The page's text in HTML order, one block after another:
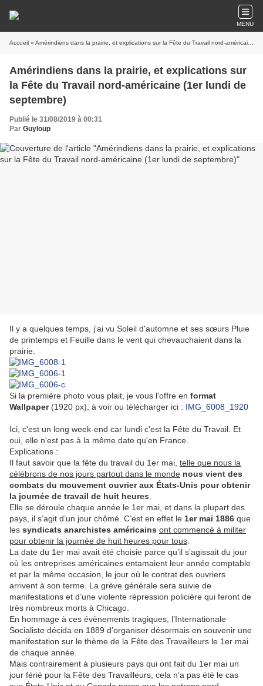
MENU
Accueil » Amérindiens dans la prairie, et explications sur la Fête du Travail nord-américaine (1er lundi de septembre)
Amérindiens dans la prairie, et explications sur
la Fête du Travail nord-américaine (1er lundi de
septembre)
Publié le 31/08/2019 à 00:31
Par Guyloup
Il y a quelques temps, j'ai vu Soleil d'automne et ses sœurs Pluie
de printemps et Feuille dans le vent qui chevauchaient dans la
prairie.
Si la première photo vous plait, je vous l'offre en format
Wallpaper(1920 px), à voir ou télécharger ici : IMG_6008_1920
Ici, c'est un long week-end car lundi c'est la Fête du Travail. Et
oui, elle n'est pas à la même date qu'en France.
Explications :
Il faut savoir que la fête du travail du 1er mai, telle que nous la
célébrons de nos jours partout dans le monde nous vient des
combats du mouvement ouvrier aux États-Unis pour obtenir
la journée de travail de huit heures
Elle se déroule chaque année le 1er mai, et dans la plupart des
pays, il s’agit d’un jour chômé. C’est en effet le 1er mai 1886 que
les syndicats anarchistes américains ont commencé à militer
pour obtenir la journée de huit heures pour tous
La date du 1er mai avait été choisie parce qu’il s’agissait du jour
où les entreprises américaines entamaient leur année comptable
et par la même occasion, le jour où le contrat des ouvriers
arrivent à son terme. La grève générale sera suivie de
manifestations et d’une violente répression policière qui feront de
très nombreux morts à Chicago.
En hommage à ces évènements tragiques, l’Internationale
Socialiste décida en 1889 d’organiser désormais en souvenir une
manifestation sur le thème de la Fête des Travailleurs le 1er mai
de chaque année.
Mais contrairement à plusieurs pays qui ont fait du 1er mai un
jour férié pour la Fête des Travailleurs, cela n’a pas été le cas